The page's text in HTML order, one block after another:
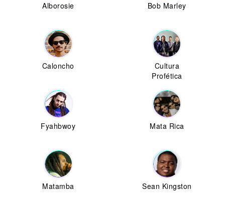
Alborosie Bob Marley
Caloncho
Cultura
Profética
Fyahbwoy Mata Rica
Matamba Sean Kingston